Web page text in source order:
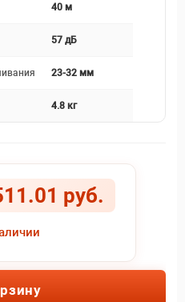
40 м
57 дБ
23-32 мм
4.8 кг
руб.